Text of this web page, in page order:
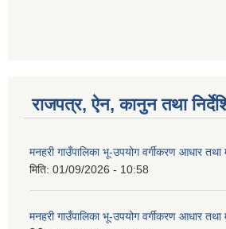
राजपत्र, ऐन, कानुन तथा
मनहरी गाउँपालिका भू-उपयोग वर्गीकरण आधार तथा
मिति: 01/09/2026 - 10:58
मनहरी गाउँपालिका भू-उपयोग वर्गीकरण आधार तथा